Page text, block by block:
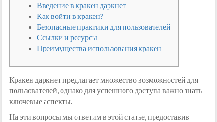
Введение в кракен даркнет
Как войти в кракен?
Безопасные практики для пользователей
Ссылки и ресурсы
Преимущества использования кракен
Кракен даркнет предлагает множество возможностей для
пользователей, однако для успешного доступа важно знать
ключевые аспекты.
На эти вопросы мы ответим в этой статье, предоставив